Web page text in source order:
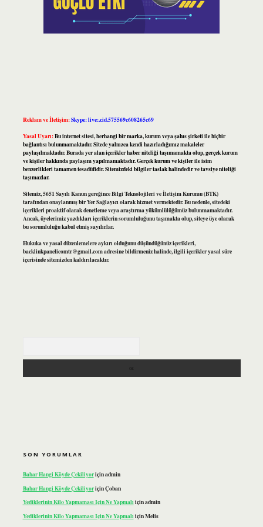
Reklam ve İletişim:Skype: live:.cid.575569c608265c69
Yasal Uyarı:Bu internet sitesi, herhangi bir marka, kurum veya şahıs şirketi ile hiçbir
bağlantısı bulunmamaktadır. Sitede yalnızca kendi hazırladığımız makaleler
paylaşılmaktadır. Burada yer alan içerikler haber niteliği taşımamakta olup, gerçek kurum
ve kişiler hakkında paylaşım yapılmamaktadır. Gerçek kurum ve kişiler ile isim
benzerlikleri tamamen tesadüfidir. Sitemizdeki bilgiler taslak halindedir ve tavsiye niteliği
taşımazlar.
Sitemiz, 5651 Sayılı Kanun gereğince Bilgi Teknolojileri ve İletişim Kurumu (BTK)
tarafından onaylanmış bir Yer Sağlayıcı olarak hizmet vermektedir. Bu nedenle, sitedeki
içerikleri proaktif olarak denetleme veya araştırma yükümlülüğümüz bulunmamaktadır.
Ancak, üyelerimiz yazdıkları içeriklerin sorumluluğunu taşımakta olup, siteye üye olarak
bu sorumluluğu kabul etmiş sayılırlar.
Hukuka ve yasal düzenlemelere aykırı olduğunu düşündüğünüz içerikleri,
backlinkpanelicomtr@gmail.comadresine bildirmeniz halinde, ilgili içerikler yasal süre
içerisinde sitemizden kaldırılacaktır.
SON YORUMLAR
Bahar Hangi Köyde Çekiliyoriçinadmin
Bahar Hangi Köyde ÇekiliyoriçinÇoban
Yediklerinin Kilo Yapmaması Için Ne Yapmalıiçinadmin
Yediklerinin Kilo Yapmaması Için Ne YapmalıiçinMelis